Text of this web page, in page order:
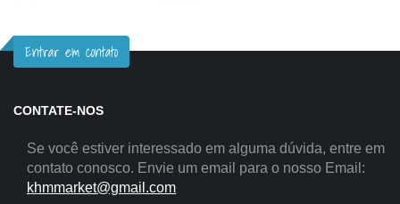
Entrar em contato
CONTATE-NOS
Se você estiver interessado em alguma dúvida, entre em
contato conosco. Envie um email para o nosso Email:
khmmarket@gmail.com